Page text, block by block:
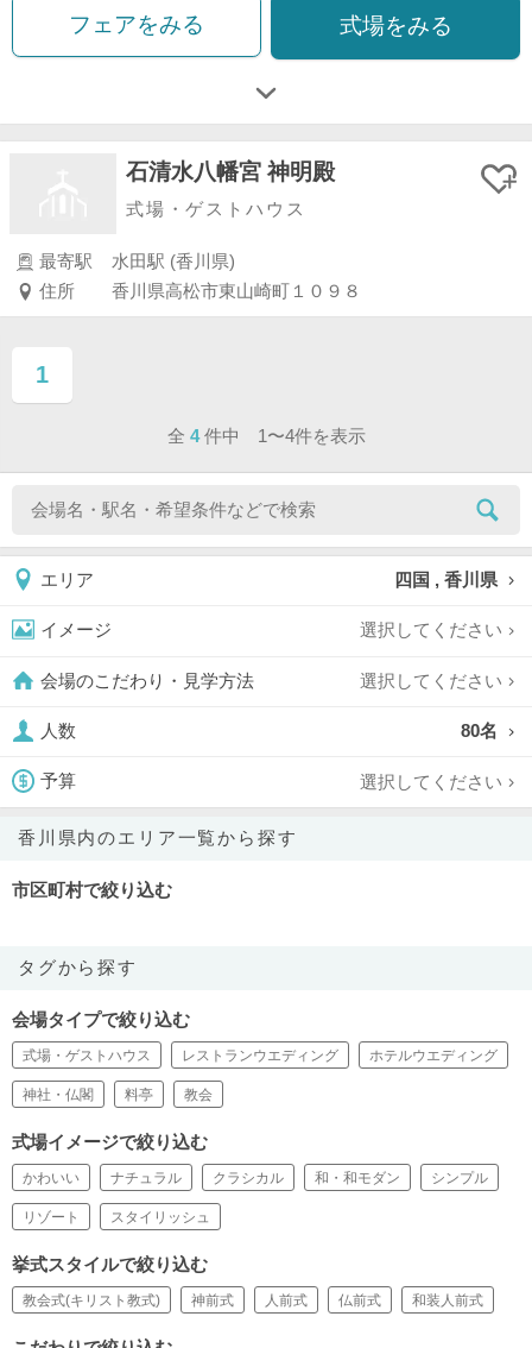
フェアをみる 式場をみる
石清水八幡宮 神明殿
式場・ゲストハウス
最寄駅
水田駅 (香川県)
住所
香川県高松市東山崎町１０９８
1
ページ目
全 4 件中 1〜4件を表示
エリア 四国 , 香川県
イメージ 選択してください
会場のこだわり・見学方法 選択してください
人数 80名
予算 選択してください
香川県内のエリア一覧から探す
市区町村で絞り込む
タグから探す
会場タイプで絞り込む
式場・ゲストハウス レストランウエディング ホテルウエディング
神社・仏閣 料亭 教会
式場イメージで絞り込む
かわいい ナチュラル クラシカル 和・和モダン シンプル
リゾート スタイリッシュ
挙式スタイルで絞り込む
教会式(キリスト教式) 神前式 人前式 仏前式 和装人前式